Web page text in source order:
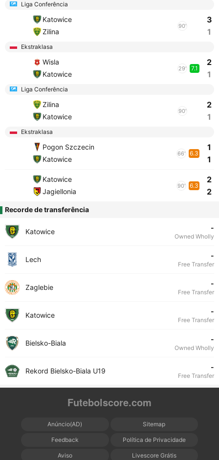
Liga Conferência
Katowice
Zilina
90'
3
1
Ekstraklasa
Wisla
Katowice
29' 7.1
2
1
Liga Conferência
Zilina
Katowice
90'
2
1
Ekstraklasa
Pogon Szczecin
Katowice
66' 6.3
1
1
Katowice
Jagiellonia
90' 6.3
2
2
Recorde de transferência
Katowice -
Owned Wholly
Lech -
Free Transfer
Zaglebie -
Free Transfer
Katowice -
Free Transfer
Bielsko-Biala -
Owned Wholly
Rekord Bielsko-Biala U19 -
Free Transfer
Futebolscore.com
Anúncio(AD) Sitemap
Feedback Política de Privacidade
Aviso Livescore Grátis